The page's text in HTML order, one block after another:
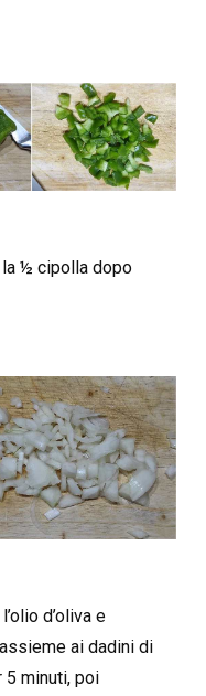
½ cipolla dopo
d’oliva e
ai dadini di
5 minuti, poi